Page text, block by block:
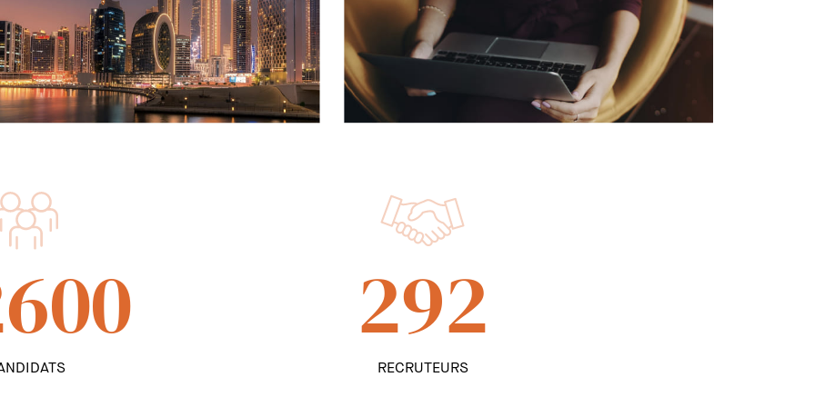
292
RECRUTEURS